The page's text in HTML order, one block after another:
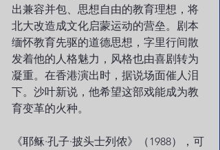
出兼容并包、思想自由的教育理想，将
北大改造成文化启蒙运动的营垒。剧本
缅怀教育先驱的道德思想，字里行间散
发着他的人格魅力，风格也由喜剧转为
凝重。在香港演出时，据说场面催人泪
下。沙叶新说，他希望这部戏能成为教
育变革的火种。
《耶稣·孔子·披头士列侬》（1988），可